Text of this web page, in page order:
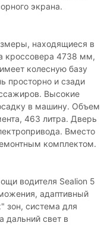
экрана.
находящиеся в
кроссовера 4738 мм,
колесную базу
просторно и сзади
Высокие
в машину. Объем
463 литра. Дверь
Вместо
комплектом.
водителя Sealion 5
адаптивный
зон, система для
дальний свет в